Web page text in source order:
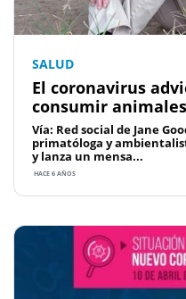
SALUD
El coronavirus
consumir
Vía: Red social de Jane
primatóloga y
y lanza un mensa...
HACE 6 AÑOS